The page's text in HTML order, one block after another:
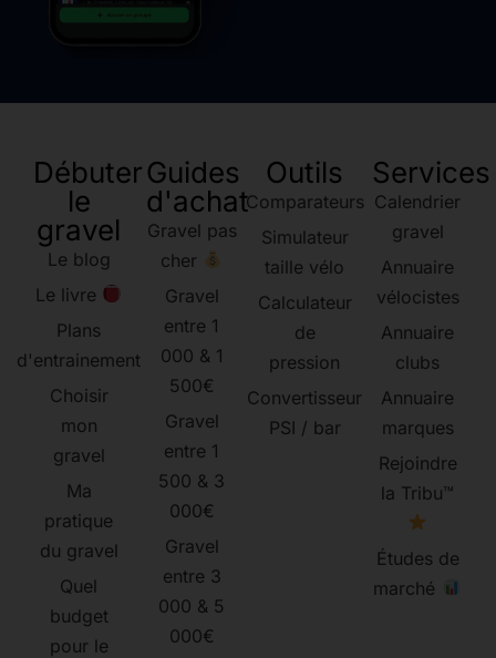
Débuter
le
gravel
Le blog
Le livre
Plans
d'entrainement
Choisir
mon
gravel
Ma
pratique
du gravel
Quel
budget
pour le
Guides
d'achat
Gravel pas
cher
Gravel
entre 1
000 & 1
500€
Gravel
entre 1
500 & 3
000€
Gravel
entre 3
000 & 5
000€
Outils
Comparateurs
Simulateur
taille vélo
Calculateur
de
pression
Convertisseur
PSI / bar
Services
Calendrier
gravel
Annuaire
vélocistes
Annuaire
clubs
Annuaire
marques
Rejoindre
la Tribu™
Études de
marché